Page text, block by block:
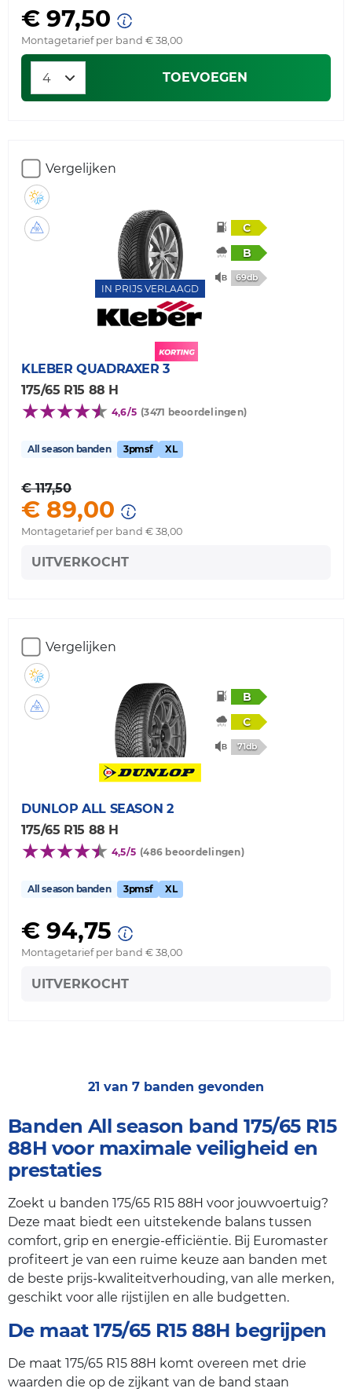
€ 97,50
Montagetarief per band € 38,00
TOEVOEGEN
Vergelijken
IN PRIJS VERLAAGD
C
B
69db
KLEBER QUADRAXER 3
175/65 R15 88 H
4,6/5 (3471 beoordelingen)
All season banden 3pmsf XL
€ 117,50
€ 89,00
Montagetarief per band € 38,00
UITVERKOCHT
Vergelijken
B
C
71db
DUNLOP ALL SEASON 2
175/65 R15 88 H
4,5/5 (486 beoordelingen)
All season banden 3pmsf XL
€ 94,75
Montagetarief per band € 38,00
UITVERKOCHT
21 van 7 banden gevonden
Banden All season band 175/65 R15
88H voor maximale veiligheid en
prestaties
Zoekt u banden 175/65 R15 88H voor jouwvoertuig?
Deze maat biedt een uitstekende balans tussen
comfort, grip en energie-efficiëntie. Bij Euromaster
profiteert je van een ruime keuze aan banden met
de beste prijs-kwaliteitverhouding, van alle merken,
geschikt voor alle rijstijlen en alle budgetten.
De maat 175/65 R15 88H begrijpen
De maat 175/65 R15 88H komt overeen met drie
waarden die op de zijkant van de band staan